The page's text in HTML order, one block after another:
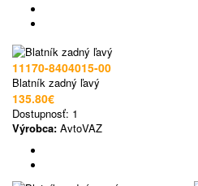
11170-8404015-00
Blatník zadný ľavý
135.80€
Dostupnosť: 1
Výrobca: AvtoVAZ